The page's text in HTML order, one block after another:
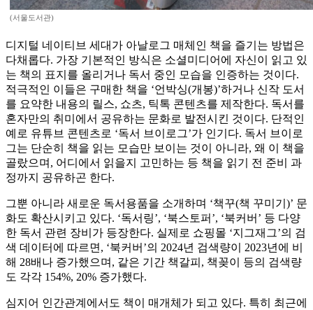
(서울도서관)
디지털 네이티브 세대가 아날로그 매체인 책을 즐기는 방법은
다채롭다. 가장 기본적인 방식은 소셜미디어에 자신이 읽고 있
는 책의 표지를 올리거나 독서 중인 모습을 인증하는 것이다.
적극적인 이들은 구매한 책을 ‘언박싱(개봉)’하거나 신작 도서
를 요약한 내용의 릴스, 쇼츠, 틱톡 콘텐츠를 제작한다. 독서를
혼자만의 취미에서 공유하는 문화로 발전시킨 것이다. 단적인
예로 유튜브 콘텐츠로 ‘독서 브이로그’가 인기다. 독서 브이로
그는 단순히 책을 읽는 모습만 보이는 것이 아니라, 왜 이 책을
골랐으며, 어디에서 읽을지 고민하는 등 책을 읽기 전 준비 과
정까지 공유하곤 한다.
그뿐 아니라 새로운 독서용품을 소개하며 ‘책꾸(책 꾸미기)’ 문
화도 확산시키고 있다. ‘독서링’, ‘북스토퍼’, ‘북커버’ 등 다양
한 독서 관련 장비가 등장한다. 실제로 쇼핑몰 ‘지그재그’의 검
색 데이터에 따르면, ‘북커버’의 2024년 검색량이 2023년에 비
해 28배나 증가했으며, 같은 기간 책갈피, 책꽂이 등의 검색량
도 각각 154%, 20% 증가했다.
심지어 인간관계에서도 책이 매개체가 되고 있다. 특히 최근에